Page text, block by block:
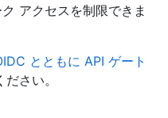
アクセスを制限できま
とともに API ゲート
さい。